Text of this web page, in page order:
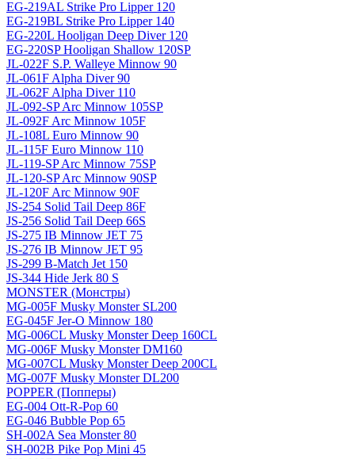
EG-219AL Strike Pro Lipper 120
EG-219BL Strike Pro Lipper 140
EG-220L Hooligan Deep Diver 120
EG-220SP Hooligan Shallow 120SP
JL-022F S.P. Walleye Minnow 90
JL-061F Alpha Diver 90
JL-062F Alpha Diver 110
JL-092-SP Arc Minnow 105SP
JL-092F Arc Minnow 105F
JL-108L Euro Minnow 90
JL-115F Euro Minnow 110
JL-119-SP Arc Minnow 75SP
JL-120-SP Arc Minnow 90SP
JL-120F Arc Minnow 90F
JS-254 Solid Tail Deep 86F
JS-256 Solid Tail Deep 66S
JS-275 IB Minnow JET 75
JS-276 IB Minnow JET 95
JS-299 B-Match Jet 150
JS-344 Hide Jerk 80 S
MONSTER (Монстры)
MG-005F Musky Monster SL200
EG-045F Jer-O Minnow 180
MG-006CL Musky Monster Deep 160CL
MG-006F Musky Monster DM160
MG-007CL Musky Monster Deep 200CL
MG-007F Musky Monster DL200
POPPER (Попперы)
EG-004 Ott-R-Pop 60
EG-046 Bubble Pop 65
SH-002A Sea Monster 80
SH-002B Pike Pop Mini 45